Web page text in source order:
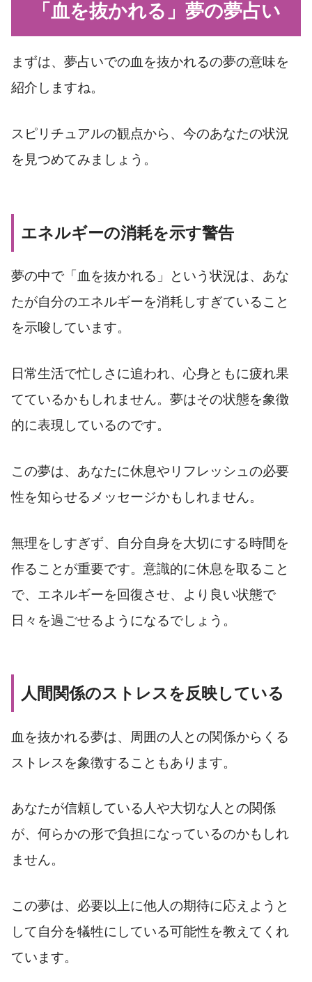
「血を抜かれる」夢の夢占い
まずは、夢占いでの血を抜かれるの夢の意味を
紹介しますね。
スピリチュアルの観点から、今のあなたの状況
を見つめてみましょう。
エネルギーの消耗を示す警告
夢の中で「血を抜かれる」という状況は、あな
たが自分のエネルギーを消耗しすぎていること
を示唆しています。
日常生活で忙しさに追われ、心身ともに疲れ果
てているかもしれません。夢はその状態を象徴
的に表現しているのです。
この夢は、あなたに休息やリフレッシュの必要
性を知らせるメッセージかもしれません。
無理をしすぎず、自分自身を大切にする時間を
作ることが重要です。意識的に休息を取ること
で、エネルギーを回復させ、より良い状態で
日々を過ごせるようになるでしょう。
人間関係のストレスを反映している
血を抜かれる夢は、周囲の人との関係からくる
ストレスを象徴することもあります。
あなたが信頼している人や大切な人との関係
が、何らかの形で負担になっているのかもしれ
ません。
この夢は、必要以上に他人の期待に応えようと
して自分を犠牲にしている可能性を教えてくれ
ています。